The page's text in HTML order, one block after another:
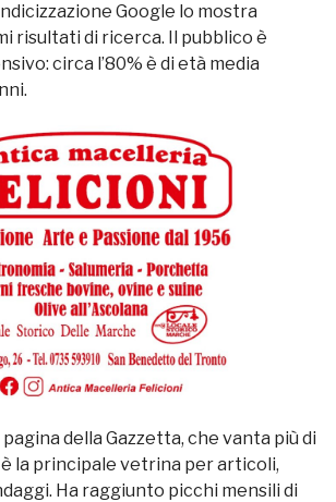
Google lo mostra
risultati di ricerca.
Il pubblico è
circa l’80% è di età media
pagina della Gazzetta, che vanta più di
la principale vetrina per articoli,
Ha raggiunto picchi mensili di